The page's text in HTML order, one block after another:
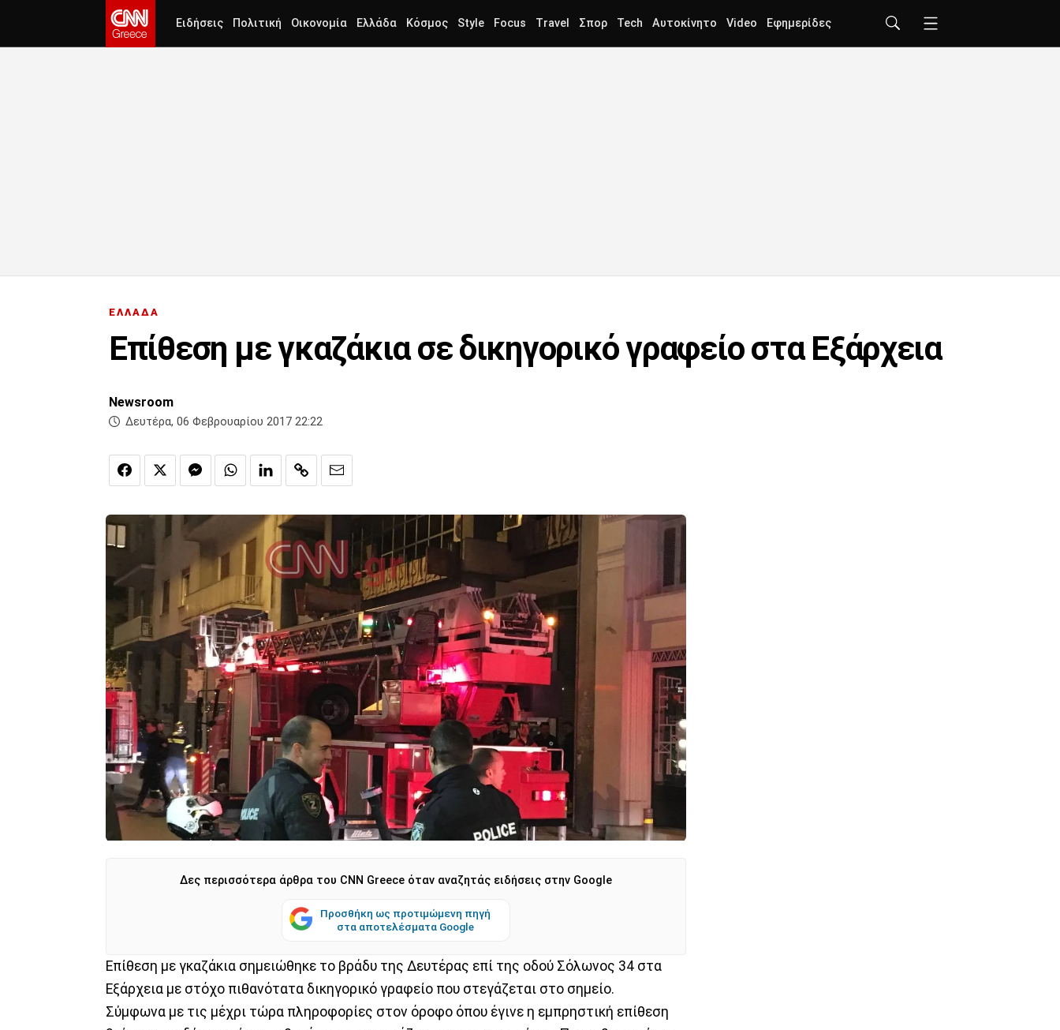
Ειδήσεις Πολιτική Οικονομία Ελλάδα Κόσμος Style Focus Travel Σπορ Tech Αυτοκίνητο Video Εφημερίδες
ΕΛΛΑΔΑ
Επίθεση με γκαζάκια σε δικηγορικό γραφείο στα Εξάρχεια
Newsroom
Δευτέρα, 06 Φεβρουαρίου 2017 22:22
Δες περισσότερα άρθρα του CNN Greece όταν αναζητάς ειδήσεις στην Google
Προσθήκη ως προτιμώμενη πηγή
στα αποτελέσματα Google
Επίθεση με γκαζάκια σημειώθηκε το βράδυ της Δευτέρας επί της οδού Σόλωνος 34 στα
Εξάρχεια με στόχο πιθανότατα δικηγορικό γραφείο που στεγάζεται στο σημείο.
Σύμφωνα με τις μέχρι τώρα πληροφορίες στον όροφο όπου έγινε η εμπρηστική επίθεση